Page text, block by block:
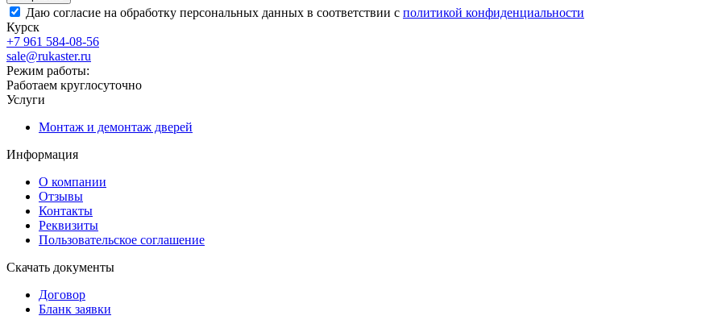
Даю согласие на обработку персональных данных в соответствии с политикой конфиденциальности
Курск
+7 961 584-08-56
sale@rukaster.ru
Режим работы:
Работаем круглосуточно
Услуги
Монтаж и демонтаж дверей
Информация
О компании
Отзывы
Контакты
Реквизиты
Пользовательское соглашение
Скачать документы
Договор
Бланк заявки